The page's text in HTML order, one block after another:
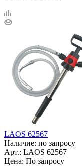
LAOS 62567
Наличие: по запросу
Арт.: LAOS 62567
Цена: По запросу